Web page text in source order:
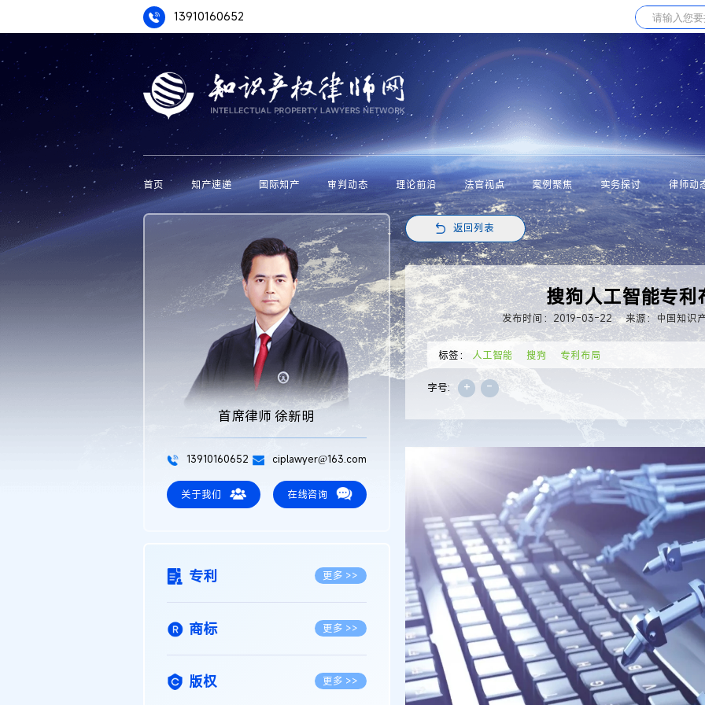
13910160652
首页 知产速递 国际知产 审判动态 理论前沿 法官视点 案例聚焦 实务探讨 律师动
首席律师 徐新明
13910160652 ciplawyer@163.com
关于我们 在线咨询
专利 更多 >>
商标 更多 >>
版权 更多 >>
返回列表
搜狗人工智能专利
发布时间：2019-03-22 来源：中国知识
标签： 人工智能 搜狗 专利布局
字号: + -